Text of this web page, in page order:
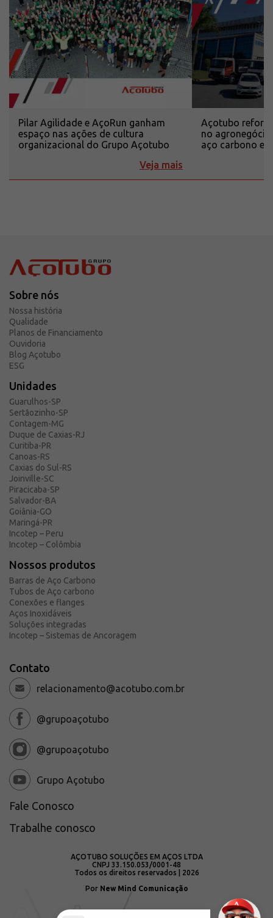
Pilar Agilidade e AçoRun ganham
espaço nas ações de cultura
organizacional do Grupo Açotubo
Veja mais
Açotubo
no
aço carbono e
Sobre nós
Nossa história
Qualidade
Planos de Financiamento
Ouvidoria
Blog Açotubo
ESG
Unidades
Guarulhos-SP
Sertãozinho-SP
Contagem-MG
Duque de Caxias-RJ
Curitiba-PR
Canoas-RS
Caxias do Sul-RS
Joinville-SC
Piracicaba-SP
Salvador-BA
Goiânia-GO
Maringá-PR
Incotep – Peru
Incotep – Colômbia
Nossos produtos
Barras de Aço Carbono
Tubos de Aço carbono
Conexões e flanges
Aços Inoxidáveis
Soluções integradas
Incotep – Sistemas de Ancoragem
Contato
relacionamento@acotubo.com.br
@grupoaçotubo
@grupoaçotubo
Grupo Açotubo
Fale Conosco
Trabalhe conosco
AÇOTUBO SOLUÇÕES EM AÇOS LTDA
CNPJ 33.150.053/0001-48
Todos os direitos reservados | 2026
Por New Mind Comunicação